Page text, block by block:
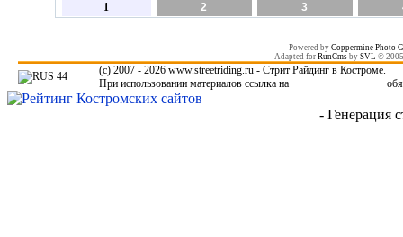
1 2 3
Powered by Coppermine Photo
Adapted for RunCmsby SVL ©
(c) 2007 - 2026 www.streetriding.ru - Стрит Райдинг в Костроме.
При использовании материалов ссылка на
- Генерация